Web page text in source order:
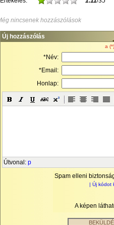
nincsenek hozzászólások
Új hozzászólás
a
*Név:
*Email:
Honlap:
Útvonal : p
Spam elleni
| Új kódot
A képen